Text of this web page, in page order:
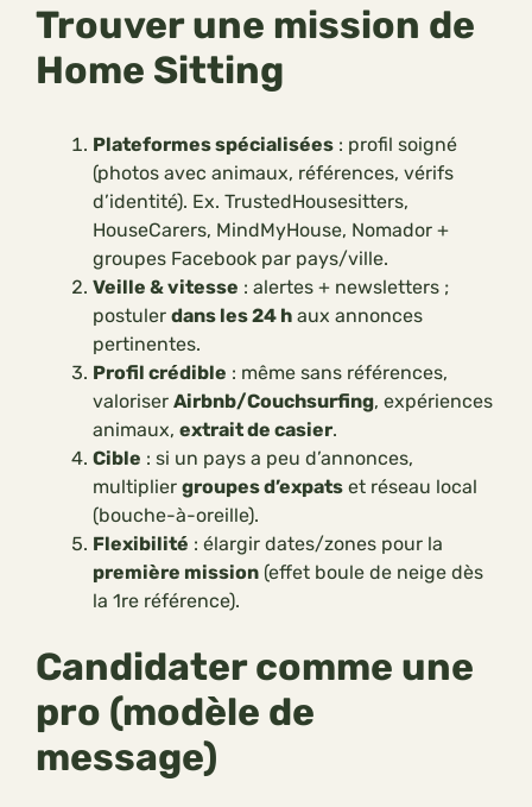
Trouver une mission de
Home Sitting
Plateformes spécialisées : profil soigné
(photos avec animaux, références, vérifs
d’identité). Ex. TrustedHousesitters,
HouseCarers, MindMyHouse, Nomador +
groupes Facebook par pays/ville.
Veille & vitesse : alertes + newsletters ;
postuler dans les 24 h aux annonces
pertinentes.
Profil crédible : même sans références,
valoriser Airbnb/Couchsurfing, expériences
animaux, extrait de casier.
Cible : si un pays a peu d’annonces,
multiplier groupes d’expats et réseau local
(bouche-à-oreille).
Flexibilité : élargir dates/zones pour la
première mission (effet boule de neige dès
la 1re référence).
Candidater comme une
pro (modèle de
message)